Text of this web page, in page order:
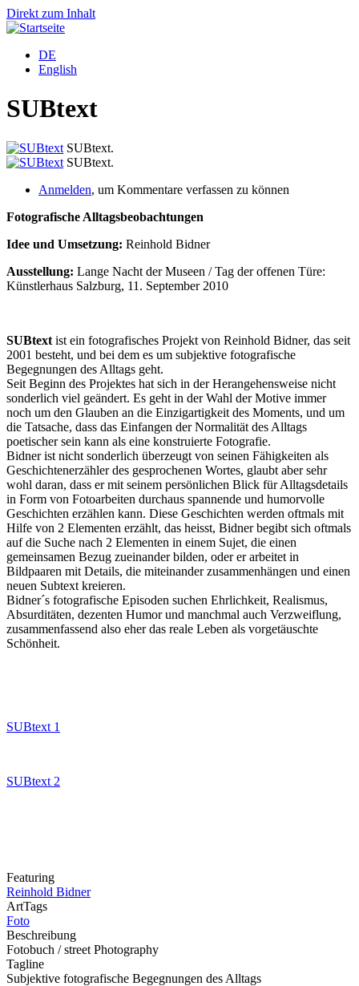
Direkt zum Inhalt
DE
English
SUBtext
SUBtext.
SUBtext.
Anmelden, um Kommentare verfassen zu können
Fotografische Alltagsbeobachtungen
Idee und Umsetzung: Reinhold Bidner
Ausstellung: Lange Nacht der Museen / Tag der offenen Türe:
Künstlerhaus Salzburg, 11. September 2010
SUBtext ist ein fotografisches Projekt von Reinhold Bidner, das seit
2001 besteht, und bei dem es um subjektive fotografische
Begegnungen des Alltags geht.
Seit Beginn des Projektes hat sich in der Herangehensweise nicht
sonderlich viel geändert. Es geht in der Wahl der Motive immer
noch um den Glauben an die Einzigartigkeit des Moments, und um
die Tatsache, dass das Einfangen der Normalität des Alltags
poetischer sein kann als eine konstruierte Fotografie.
Bidner ist nicht sonderlich überzeugt von seinen Fähigkeiten als
Geschichtenerzähler des gesprochenen Wortes, glaubt aber sehr
wohl daran, dass er mit seinem persönlichen Blick für Alltagsdetails
in Form von Fotoarbeiten durchaus spannende und humorvolle
Geschichten erzählen kann. Diese Geschichten werden oftmals mit
Hilfe von 2 Elementen erzählt, das heisst, Bidner begibt sich oftmals
auf die Suche nach 2 Elementen in einem Sujet, die einen
gemeinsamen Bezug zueinander bilden, oder er arbeitet in
Bildpaaren mit Details, die miteinander zusammenhängen und einen
neuen Subtext kreieren.
Bidner´s fotografische Episoden suchen Ehrlichkeit, Realismus,
Absurditäten, dezenten Humor und manchmal auch Verzweiflung,
zusammenfassend also eher das reale Leben als vorgetäuschte
Schönheit.
SUBtext 1
SUBtext 2
Featuring
Reinhold Bidner
ArtTags
Foto
Beschreibung
Fotobuch / street Photography
Tagline
Subjektive fotografische Begegnungen des Alltags